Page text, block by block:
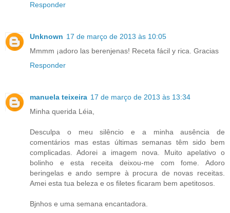
Responder
Unknown 17 de março de 2013 às 10:05
Mmmm ¡adoro las berenjenas! Receta fácil y rica. Gracias
Responder
manuela teixeira 17 de março de 2013 às 13:34
Minha querida Léia,
Desculpa o meu silêncio e a minha ausência de
comentários mas estas últimas semanas têm sido bem
complicadas. Adorei a imagem nova. Muito apelativo o
bolinho e esta receita deixou-me com fome. Adoro
beringelas e ando sempre à procura de novas receitas.
Amei esta tua beleza e os filetes ficaram bem apetitosos.
Bjnhos e uma semana encantadora.